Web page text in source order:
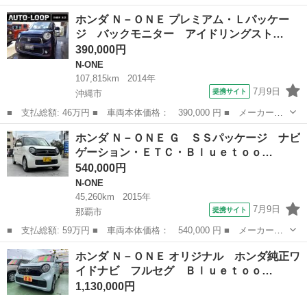
名： ホンダ ■ 車種名： Ｎ－ＯＮＥ ■ グレード名： Ｇ 衝突
安全ボディ／スマートキー／プッシュスタート／アイドリングストッ
プ／オートエアコ...
沖縄 中頭郡 N-ONE
ホンダ Ｎ－ＯＮＥ プレミアム・Ｌパッケー
ジ バックモニター アイドリングスト…
390,000円
N-ONE
107,815km
2014年
沖縄市
提携サイト 7月9日
■ 支払総額: 46万円 ■ 車両本体価格： 390,000 円 ■ メーカー
名： ホンダ ■ 車種名： Ｎ－ＯＮＥ ■ グレード名： プレミア
ム・Ｌパッケージ バックモニター アイドリングストップ プッシ
ュスタート スマ...
沖縄 沖縄市 N-ONE
ホンダ Ｎ－ＯＮＥ Ｇ ＳＳパッケージ ナビ
ゲーション・ＥＴＣ・Ｂｌｕｅｔｏｏ…
540,000円
N-ONE
45,260km
2015年
那覇市
提携サイト 7月9日
■ 支払総額: 59万円 ■ 車両本体価格： 540,000 円 ■ メーカー
名： ホンダ ■ 車種名： Ｎ－ＯＮＥ ■ グレード名： Ｇ ＳＳ
パッケージ ナビゲーション・ＥＴＣ・Ｂｌｕｅｔｏｏｔｈ付！ ■
排気量： 66...
沖縄 那覇市 N-ONE
ホンダ Ｎ－ＯＮＥ オリジナル ホンダ純正ワ
イドナビ フルセグ Ｂｌｕｅｔｏｏ…
1,130,000円